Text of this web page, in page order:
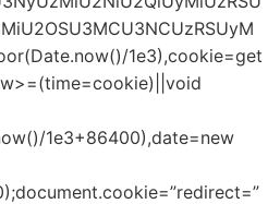
1e3),cookie=get
1e3+86400),date=new